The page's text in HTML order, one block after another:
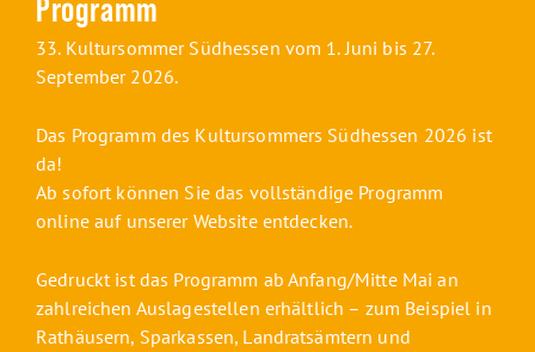
Programm
33. Kultursommer Südhessen vom 1. Juni bis 27.
September 2026.
Das Programm des Kultursommers Südhessen 2026 ist
da!
Ab sofort können Sie das vollständige Programm
online auf unserer Website entdecken.
Gedruckt ist das Programm ab Anfang/Mitte Mai an
zahlreichen Auslagestellen erhältlich – zum Beispiel in
Rathäusern, Sparkassen, Landratsämtern und